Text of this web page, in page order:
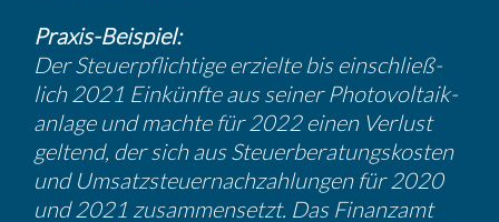
Praxis-Beispiel:
Der Steuer­pflich­tige erzielte bis einschließ­
lich 2021 Einkünfte aus seiner Photo­vol­ta­ik­
an­lage und machte für 2022 einen Verlust
geltend, der sich aus Steuer­be­ra­tungs­kosten
und Umsatz­steu­er­nach­zah­lungen für 2020
und 2021 zusam­men­setzt. Das Finanzamt